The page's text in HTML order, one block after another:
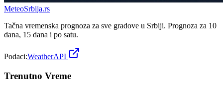
MeteoSrbija.rs
Tačna vremenska prognoza za sve gradove u Srbiji. Prognoza za 10
dana, 15 dana i po satu.
Podaci:WeatherAPI
Trenutno Vreme